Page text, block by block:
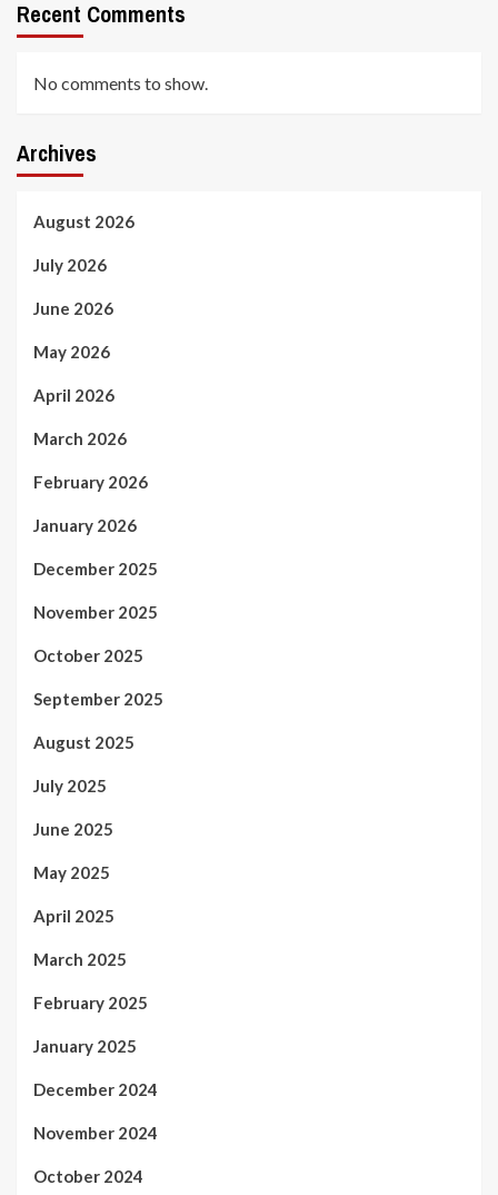
Recent Comments
No comments to show.
Archives
August 2026
July 2026
June 2026
May 2026
April 2026
March 2026
February 2026
January 2026
December 2025
November 2025
October 2025
September 2025
August 2025
July 2025
June 2025
May 2025
April 2025
March 2025
February 2025
January 2025
December 2024
November 2024
October 2024